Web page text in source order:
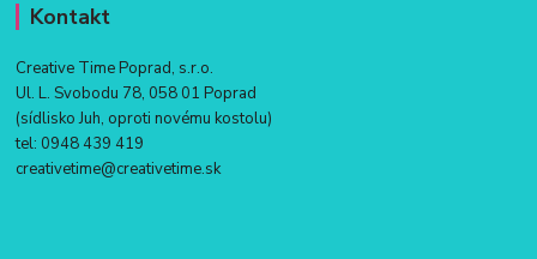
Kontakt
Creative Time Poprad, s.r.o.
Ul. L. Svobodu 78, 058 01 Poprad
(sídlisko Juh, oproti novému kostolu)
tel: 0948 439 419
creativetime@creativetime.sk